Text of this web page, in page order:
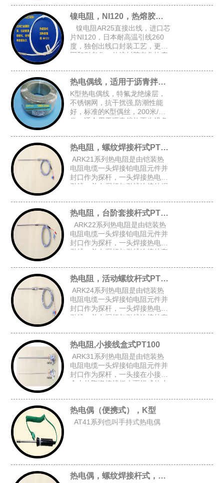
检测，确保每条产品都是完好的
才能出厂
镍电阻，NI120，热熔胶机胶管感温头
镍电阻AR25直接出线，进口芯
片NI120，日本耐高温引线260
度，独创出线口封装工艺，更牢
固和耐老化，传统封胶老化快寿
5*30，4*30
热电偶线，适用于沥青拌热再生设备
K型热电偶线，特氟龙绝缘层，
不锈钢网，抗干扰强,防潮性能
好，标准的K型偶丝，200米/
卷，适合用于沥青拌热再生设备
合
热电阻，螺纹焊接杆式PT100
ARK21系列热电阻是由铠装热
电阻电缆一头焊接铂电阻元件并
封口作为探杆，一头焊接热电阻
引线，并在探杆与引线连接处焊
纹焊接杆式铠装热电阻。
热电阻，台阶套接杆式PT100
ARK22系列热电阻是由铠装热
电阻电缆一头焊接铂电阻元件并
封口作为探杆，一头焊接热电阻
引线，并在探杆与引线连接处套
阶套接杆式铠装热电阻。
热电阻，活动螺纹杆式PT100
ARK24系列热电阻是由铠装热
电阻电缆一头焊接铂电阻元件并
封口作为探杆，一头焊接热电阻
引线，并在探杆与引线连接处套
上活动螺纹而组成的活动螺纹杆
式铠装热电阻。
热电阻,小接线盒式PT100
ARK31系列热电阻是由铠装热
电阻电缆一头焊接铂电阻元件并
封口作为探杆，一头接在小接线
盒内的陶瓷接线板上而组成的小
热电偶（便携式），K型
AT41系列也叫手持式热电偶
热电偶，螺纹焊接杆式，K型